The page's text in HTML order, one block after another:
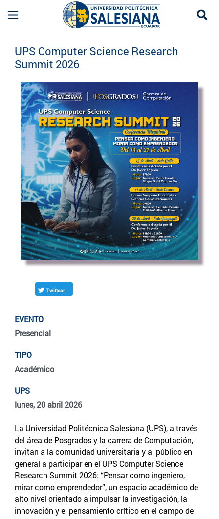
UPS Computer Science Research
Summit 2026
Twittear
EVENTO
Presencial
TIPO
Académico
UPS
lunes, 20 abril 2026
La Universidad Politécnica Salesiana (UPS), a través
del área de Posgrados y la carrera de Computación,
invitan a la comunidad universitaria y al público en
general a participar en el UPS Computer Science
Research Summit 2026: “Pensar como ingeniero,
mirar como emprendedor”, un espacio académico de
alto nivel orientado a impulsar la investigación, la
innovación y el pensamiento crítico en el campo de